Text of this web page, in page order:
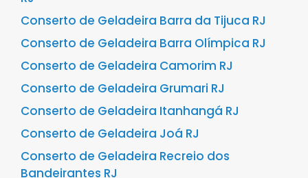
Conserto de Geladeira Barra da Tijuca RJ
Conserto de Geladeira Barra Olímpica RJ
Conserto de Geladeira Camorim RJ
Conserto de Geladeira Grumari RJ
Conserto de Geladeira Itanhangá RJ
Conserto de Geladeira Joá RJ
Conserto de Geladeira Recreio dos
Bandeirantes RJ